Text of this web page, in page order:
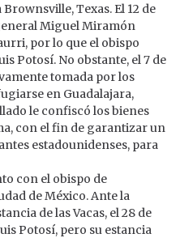
Texas. El 12 de
Miguel Miramón
por lo que el obispo
Potosí. No obstante, el 7 de
tomada por los
en Guadalajara,
le confiscó los bienes
con el fin de garantizar un
estadounidenses, para
con el obispo de
de México. Ante la
de las Vacas, el 28 de
Potosí, pero su estancia